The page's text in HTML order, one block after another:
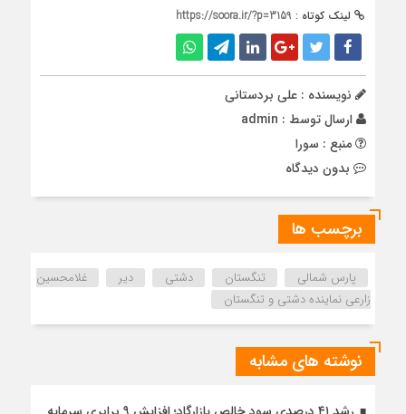
لینک کوتاه : https://soora.ir/?p=3159
نویسنده : علی بردستانی
ارسال توسط : admin
منبع : سورا
بدون دیدگاه
برچسب ها
پارس شمالی تنگستان دشتی دیر
غلامحسین
زارعی نماینده دشتی و تنگستان
نوشته های مشابه